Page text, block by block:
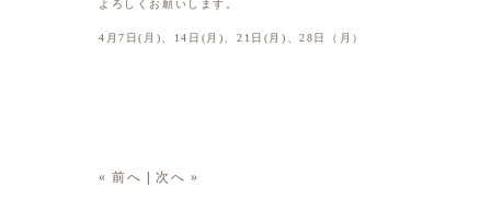
よろしくお願いします。
4月7日(月)、14日(月)、21日(月)、28日（月）
« 前へ 次へ »